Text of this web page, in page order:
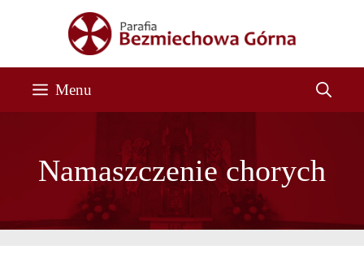
Menu
Namaszczenie chorych